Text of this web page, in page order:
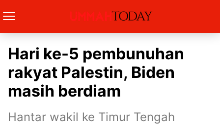
Hari ke-5 pembunuhan
rakyat Palestin, Biden
masih berdiam
Hantar wakil ke Timur Tengah